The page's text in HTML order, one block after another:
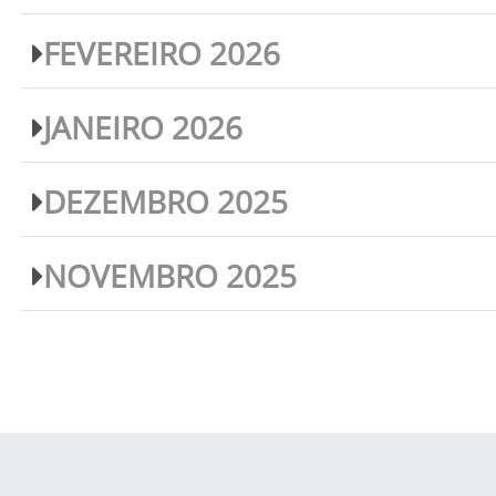
FEVEREIRO 2026
JANEIRO 2026
DEZEMBRO 2025
NOVEMBRO 2025